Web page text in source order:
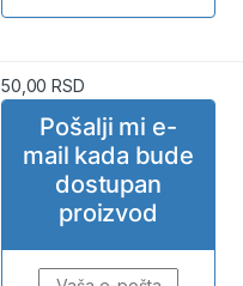
50,00RSD
Pošalji mi e-
mail kada bude
dostupan
proizvod